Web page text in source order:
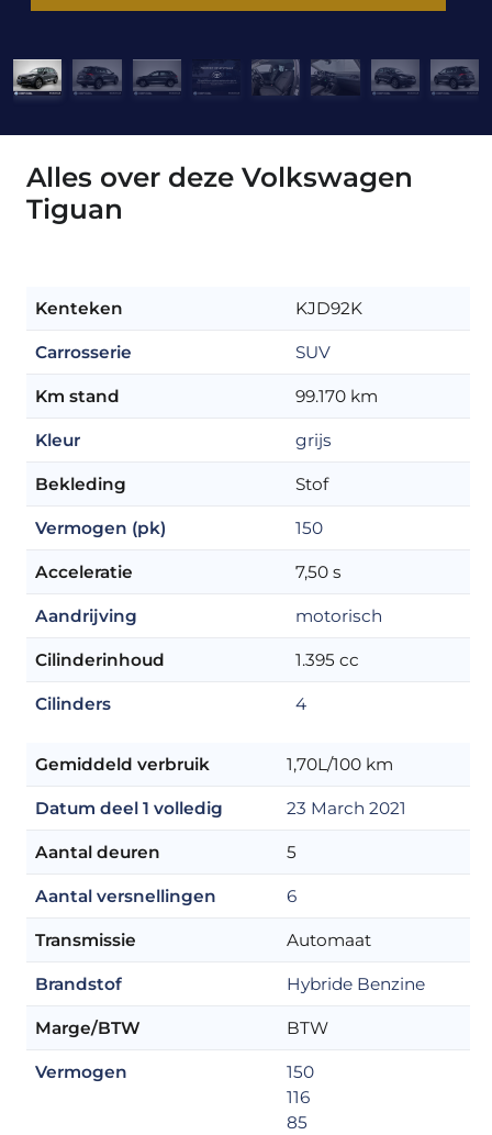
Alles over deze Volkswagen
Tiguan
Kenteken KJD92K
Carrosserie SUV
Km stand 99.170 km
Kleur grijs
Bekleding Stof
Vermogen (pk) 150
Acceleratie 7,50 s
Aandrijving motorisch
Cilinderinhoud 1.395 cc
Cilinders 4
Gemiddeld verbruik 1,70L/100 km
Datum deel 1 volledig 23 March 2021
Aantal deuren 5
Aantal versnellingen 6
Transmissie Automaat
Brandstof Hybride Benzine
Marge/BTW BTW
Vermogen
150
116
85